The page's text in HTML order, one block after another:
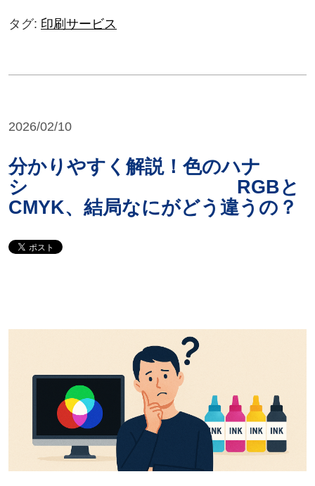
タグ: 印刷サービス
2026/02/10
分かりやすく解説！色のハナ
シ RGBと
CMYK、結局なにがどう違うの？